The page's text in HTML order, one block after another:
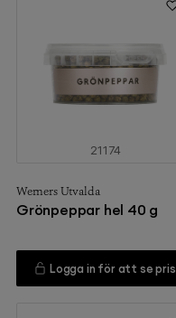
21174
Werners Utvalda
Grönpeppar hel 40 g
Logga in för att se pris